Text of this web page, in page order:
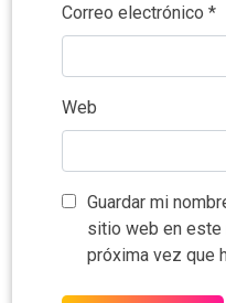
Correo electrónico *
Web
Guardar mi
sitio web en este
próxima vez que